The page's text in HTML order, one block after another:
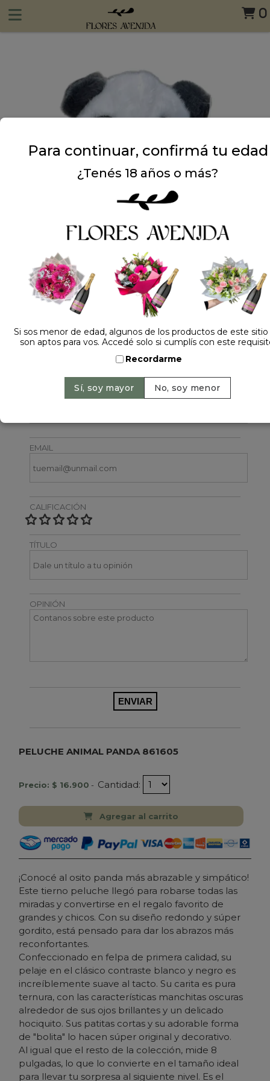
0
Dejá tu opinión
EMAIL
CALIFICACIÓN
TÍTULO
OPINIÓN
PELUCHE ANIMAL PANDA 861605
Precio: $ 16.900 - Cantidad:
Agregar al carrito
¡Conocé al osito panda más abrazable y simpático!
Este tierno peluche llegó para robarse todas las
miradas y convertirse en el regalo favorito de
grandes y chicos. Con su diseño redondo y súper
gordito, está pensado para dar los abrazos más
reconfortantes.
Confeccionado en felpa de primera calidad, su
pelaje en el clásico contraste blanco y negro es
increíblemente suave al tacto. Su carita es pura
ternura, con las características manchitas oscuras
alrededor de sus ojos brillantes y un delicado
hociquito. Sus patitas cortas y su adorable forma
de "bolita" lo hacen súper original y decorativo.
Al igual que el resto de la colección, mide 8
pulgadas, lo que lo convierte en el tamaño ideal
para llevar tu sorpresa al siguiente nivel. Es el
Para continuar, confirmá tu edad
¿Tenés 18 años o más?
Si sos menor de edad, algunos de los productos de este
son aptos para vos. Accedé solo si cumplís con este
Recordarme